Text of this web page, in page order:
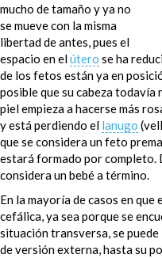
GENERAL
Todo lo que quieras saber o
mundo del
mucho de tamaño y ya no
se mueve con la misma
libertad de antes, pues el
espacio en elútero se ha
de los fetos están ya en
posible que su cabeza todavía
piel empieza a hacerse más
y está perdiendo el lanugo
que se considera un feto
estará formado por completo.
considera un bebé a término.
En la mayoría de casos en
cefálica, ya sea porque se
situación transversa, se
de versión externa, hasta su